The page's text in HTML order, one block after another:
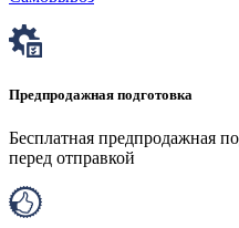
Предпродажная подготовка
Бесплатная предпродажная
перед отправкой